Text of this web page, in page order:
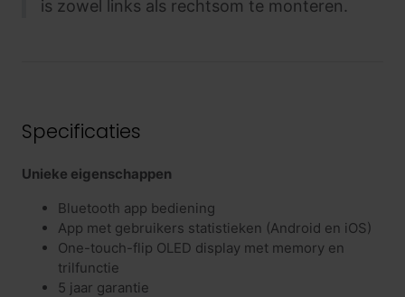
is zowel links als rechtsom te monteren.
Specificaties
Unieke eigenschappen
Bluetooth app bediening
App met gebruikers statistieken (Android en iOS)
One-touch-flip OLED display met memory en
trilfunctie
5 jaar garantie